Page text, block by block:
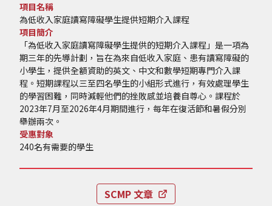
項目名稱
為低收入家庭讀寫障礙學生提供短期介入課程
項目簡介
「為低收入家庭讀寫障礙學生提供的短期介入課程」是一項為
期三年的先導計劃，旨在為來自低收入家庭、患有讀寫障礙的
小學生，提供全額資助的英文、中文和數學短期專門介入課
程。短期課程以三至四名學生的小組形式進行，有效處理學生
的學習困難，同時減輕他們的挫敗感並培養自尊心。課程於
2023年7月至2026年4月期間進行，每年在復活節和暑假分別
舉辦兩次。
受惠對象
240名有需要的學生
SCMP 文章